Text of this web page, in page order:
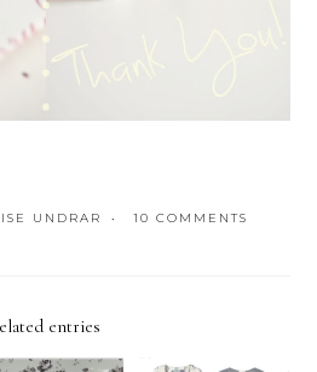
UNDRAR • 10 COMMENTS
entries